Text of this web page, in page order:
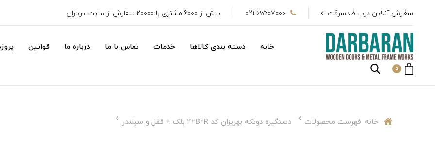
سفارش آنلاین درب ضدسرقت 021-۶۶۵۰۷۰۰۰ بیش از 6000 مشتری با 20000 سفارش از سایت درباران
خانه دسته بندی کالاها خدمات تماس با ما درباره ما قوانین
0
خانه فهرست محصولات دستگيره دوتكه بهريزان كد 42B2R بلک + قفل و سیلندر